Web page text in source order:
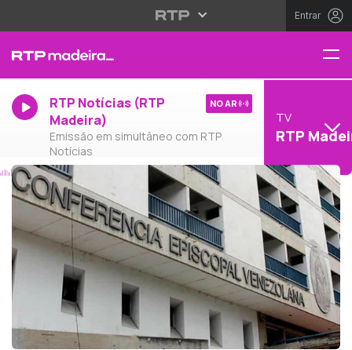
Entrar
RTP Notícias (RTP
Madeira)
Emissão em simultâneo com RTP
Notícias
NO AR
TV
RTP